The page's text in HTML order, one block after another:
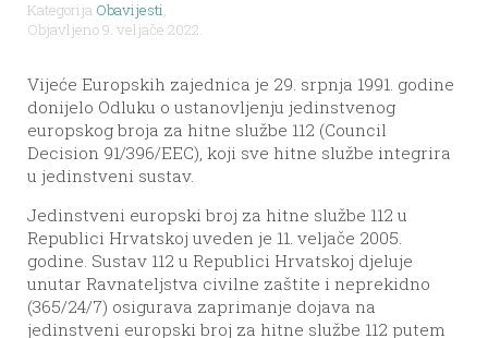
Kategorija Obavijesti,
Objavljeno 9. veljače 2022.
Vijeće Europskih zajednica je 29. srpnja 1991. godine
donijelo Odluku o ustanovljenju jedinstvenog
europskog broja za hitne službe 112 (Council
Decision 91/396/EEC), koji sve hitne službe integrira
u jedinstveni sustav.
Jedinstveni europski broj za hitne službe 112 u
Republici Hrvatskoj uveden je 11. veljače 2005.
godine. Sustav 112 u Republici Hrvatskoj djeluje
unutar Ravnateljstva civilne zaštite i neprekidno
(365/24/7) osigurava zaprimanje dojava na
jedinstveni europski broj za hitne službe 112 putem